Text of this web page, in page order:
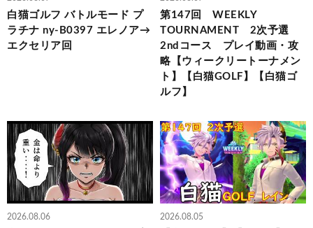
白猫ゴルフ バトルモード プ
ラチナ ny-B0397 エレノア→
エクセリア回
第147回 WEEKLY
TOURNAMENT 2次予選
2ndコース プレイ動画・攻
略【ウィークリートーナメン
ト】【白猫GOLF】【白猫ゴ
ルフ】
2026.08.06 2026.08.05